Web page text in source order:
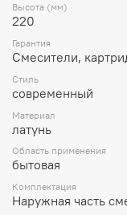
Высота (мм)
220
Гарантия
Смесители,
Стиль
современный
Материал
латунь
Область применения
бытовая
Комплектация
Наружная часть